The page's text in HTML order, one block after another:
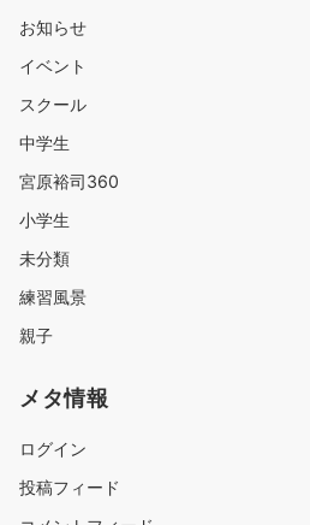
お知らせ
イベント
スクール
中学生
宮原裕司360
小学生
未分類
練習風景
親子
メタ情報
ログイン
投稿フィード